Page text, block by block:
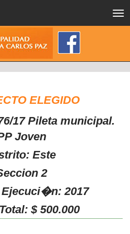
ELEGIDO
17 Pileta municipal.
Joven
Este
2
Ejecuci�n: 2017
$ 500.000